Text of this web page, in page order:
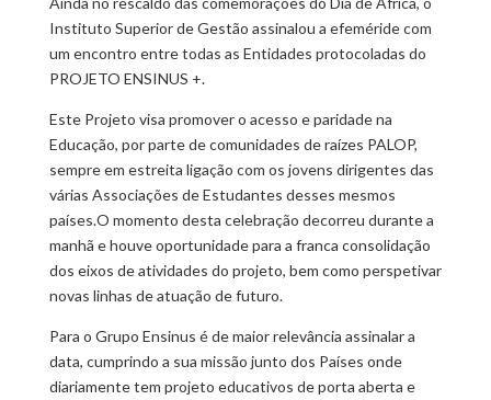
Instituto Superior de Gestão assinalou a efeméride com
um encontro entre todas as Entidades protocoladas do
PROJETO ENSINUS +.
Este Projeto visa promover o acesso e paridade na
Educação, por parte de comunidades de raízes PALOP,
sempre em estreita ligação com os jovens dirigentes das
várias Associações de Estudantes desses mesmos
países.O momento desta celebração decorreu durante a
manhã e houve oportunidade para a franca consolidação
dos eixos de atividades do projeto, bem como perspetivar
novas linhas de atuação de futuro.
Para o Grupo Ensinus é de maior relevância assinalar a
data, cumprindo a sua missão junto dos Países onde
diariamente tem projeto educativos de porta aberta e